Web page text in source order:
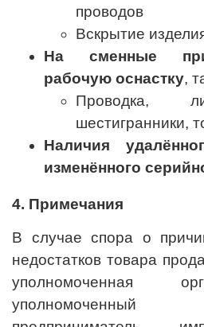
проводов
Вскрытие
На сменные
рабочую оснастку,
Проводка,
шестигранники,
Наличия
изменённого
4. Примечания
В случае спора о
недостатков товара
уполномоченная
уполномоченный